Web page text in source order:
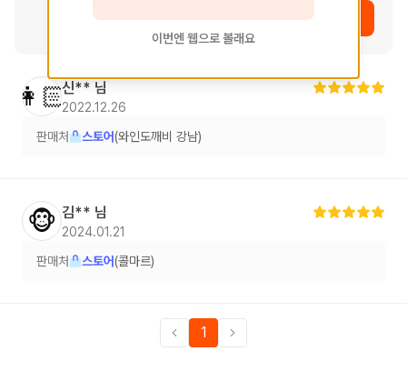
상품 보러가기
👩🏻신** 님
2022.12.26
판매처 스토어 (와인도깨비 강남)
🐵 김** 님
2024.01.21
판매처 스토어 (콜마르)
1
이번엔 웹으로 볼래요